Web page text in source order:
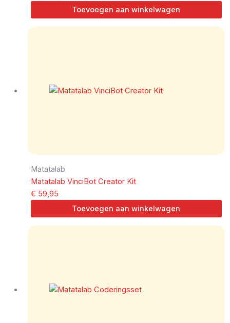
Toevoegen aan winkelwagen
Matatalab
Matatalab VinciBot Creator Kit
€ 59,95
Toevoegen aan winkelwagen